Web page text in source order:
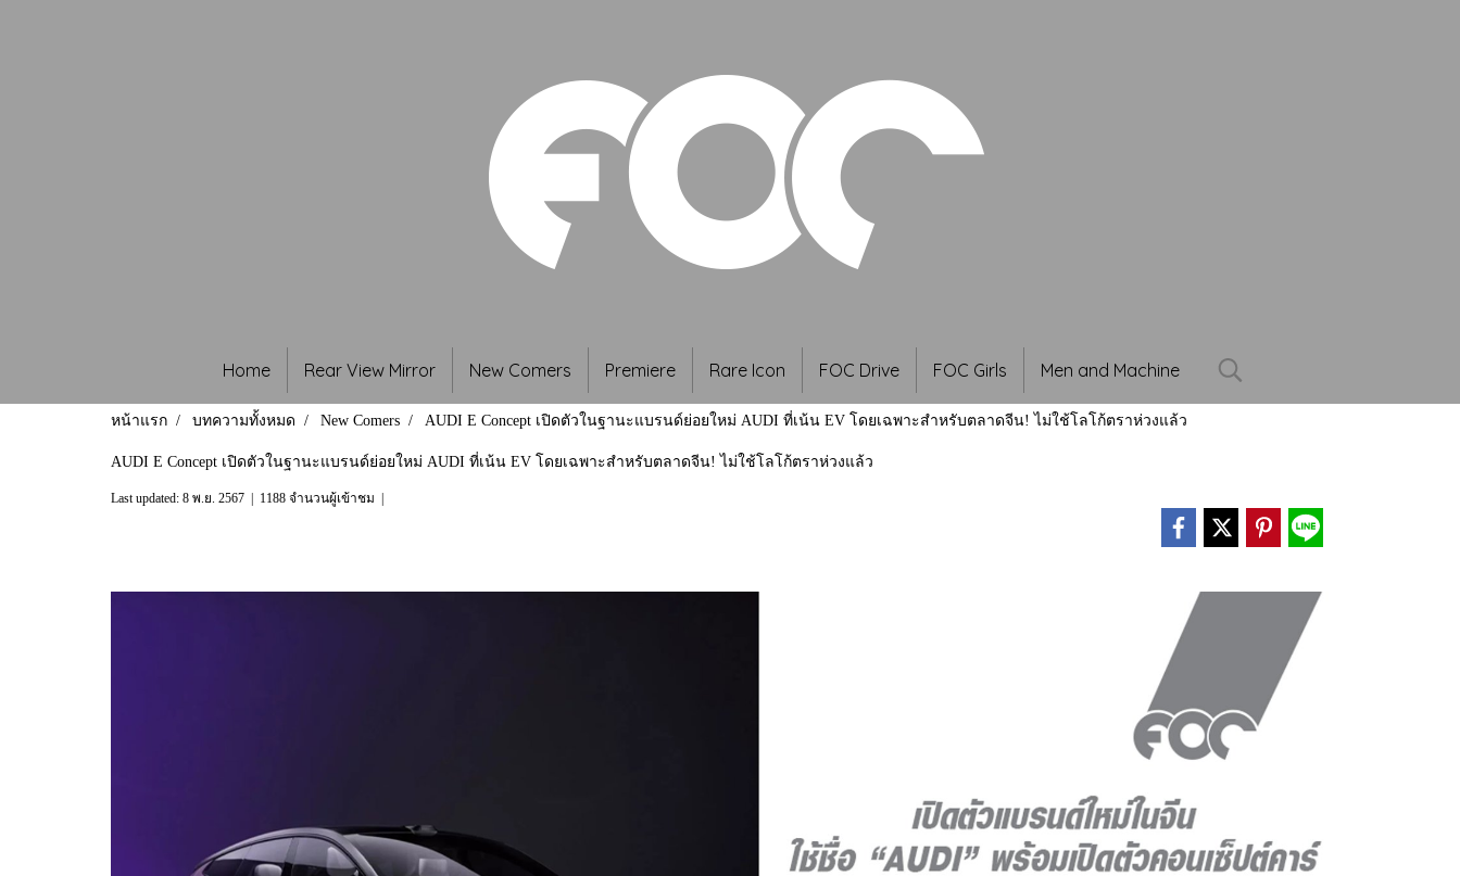
Home Rear View Mirror New Comers Premiere Rare Icon FOC Drive FOC Girls Men and Machine
หน้าแรก บทความทั้งหมด New Comers AUDI E Concept เปิดตัวในฐานะแบรนด์ย่อยใหม่ AUDI ที่เน้น EV โดยเฉพาะสำหรับตลาดจีน! ไม่ใช้โลโก้ตราห่วงแล้ว
AUDI E Concept เปิดตัวในฐานะแบรนด์ย่อยใหม่ AUDI ที่เน้น EV โดยเฉพาะสำหรับตลาดจีน! ไม่ใช้โลโก้ตราห่วงแล้ว
Last updated: 8 พ.ย. 2567 1188 จำนวนผู้เข้าชม